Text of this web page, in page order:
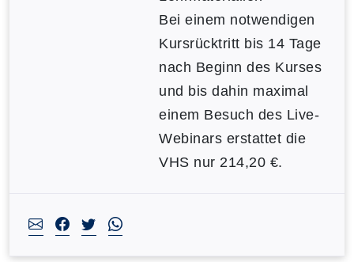
Bei einem notwendigen
Kursrücktritt bis 14 Tage
nach Beginn des Kurses
und bis dahin maximal
einem Besuch des Live-
Webinars erstattet die
VHS nur 214,20 €.